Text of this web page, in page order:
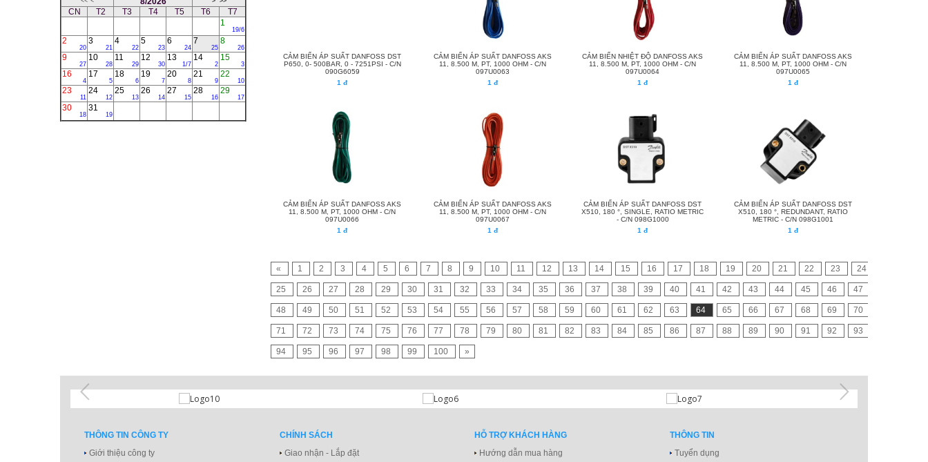
CN T2 T3 T4 T5 T6
T7
1
19/6
2
20
3
21
4
22
5
23
6
24
7
25
8
26
9
27
10
28
11
29
12
30
13
1/7
14
2
15
3
16
4
17
5
18
6
19
7
20
8
21
9
22
10
23
11
24
12
25
13
26
14
27
15
28
16
29
17
30
18
31
19
CẢM BIẾN ÁP SUẤT DANFOSS DST
P650, 0- 500BAR, 0 - 7251PSI - C/N
090G6059
1 đ
CẢM BIẾN ÁP SUẤT DANFOSS AKS
11, 8.500 M, PT, 1000 OHM - C/N
097U0063
1 đ
CẢM BIẾN NHIỆT ĐỘ DANFOSS AKS
11, 8.500 M, PT, 1000 OHM - C/N
097U0064
1 đ
CẢM BIẾN ÁP SUẤT DANFOSS AKS
11, 8.500 M, PT, 1000 OHM - C/N
097U0065
1 đ
CẢM BIẾN ÁP SUẤT DANFOSS AKS
11, 8.500 M, PT, 1000 OHM - C/N
097U0066
1 đ
CẢM BIẾN ÁP SUẤT DANFOSS AKS
11, 8.500 M, PT, 1000 OHM - C/N
097U0067
1 đ
CẢM BIẾN ÁP SUẤT DANFOSS DST
X510, 180 °, SINGLE, RATIO METRIC
- C/N 098G1000
1 đ
CẢM BIẾN ÁP SUẤT DANFOSS DST
X510, 180 °, REDUNDANT, RATIO
METRIC - C/N 098G1001
1 đ
« 1 2 3 4 5 6 7 8 9 10 11 12 13 14 15 16 17 18 19 20 21 22 23 24
25 26 27 28 29 30 31 32 33 34 35 36 37 38 39 40 41 42 43 44 45 46 47
48 49 50 51 52 53 54 55 56 57 58 59 60 61 62 63 64 65 66 67 68 69 70
71 72 73 74 75 76 77 78 79 80 81 82 83 84 85 86 87 88 89 90 91 92 93
94 95 96 97 98 99 100 »
THÔNG TIN CÔNG TY
Giới thiệu công ty
CHÍNH SÁCH
Giao nhận - Lắp đặt
HỖ TRỢ KHÁCH HÀNG
Hướng dẫn mua hàng
THÔNG TIN
Tuyển dụng